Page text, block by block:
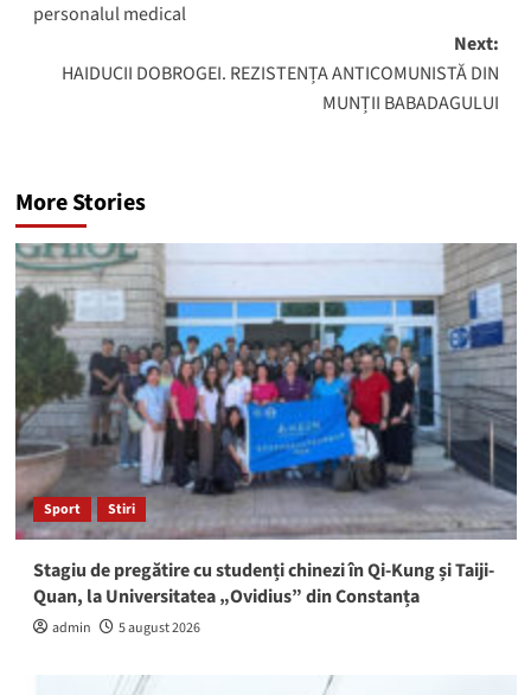
personalul medical
Next:
HAIDUCII DOBROGEI. REZISTENȚA ANTICOMUNISTĂ DIN
MUNȚII BABADAGULUI
More Stories
Sport Stiri
Stagiu de pregătire cu studenți chinezi în Qi-Kung și Taiji-
Quan, la Universitatea „Ovidius” din Constanța
admin 5 august 2026